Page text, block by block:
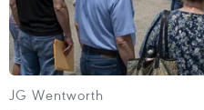
JG Wentworth